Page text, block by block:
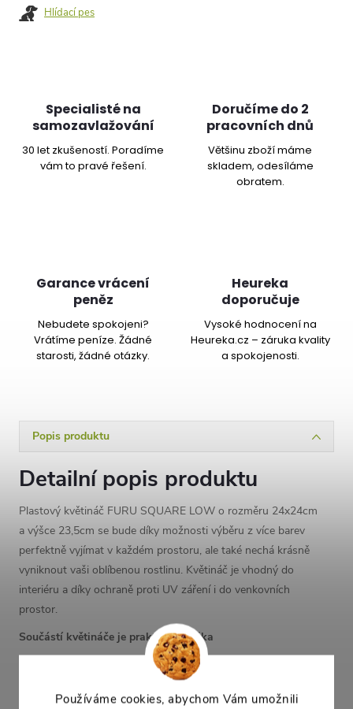
Používáme cookies, abychom Vám umožnili
Hlídací pes
Specialisté na
samozavlažování
30 let zkušeností. Poradíme
vám to pravé řešení.
Doručíme do 2
pracovních dnů
Většinu zboží máme
skladem, odesíláme
obratem.
Garance vrácení
peněz
Nebudete spokojeni?
Vrátíme peníze. Žádné
starosti, žádné otázky.
Heureka
doporučuje
Vysoké hodnocení na
Heureka.cz – záruka kvality
a spokojenosti.
Popis produktu
Detailní popis produktu
Plastový květináč FURU SQUARE LOW o rozměru 24x24cm
a výšce 23,5cm se bude díky možnosti výběru z více barev
perfektně vyjímat v každém prostoru, ale také nechá krásně
vyniknout vaši oblíbenou rostlinu. Květináč je vhodný do
interiéru a díky ochraně proti UV záření i do venkovních
prostor.
Součástí květináče je praktická vložka